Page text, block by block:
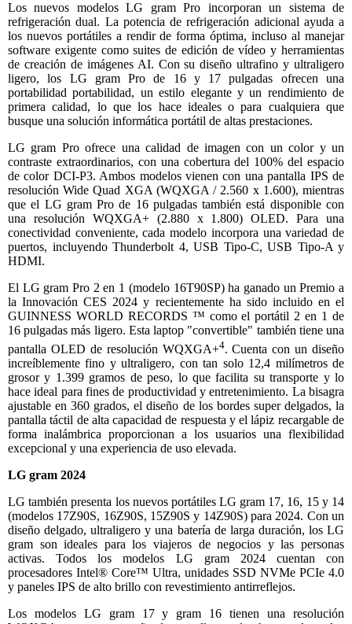
Los nuevos modelos LG gram Pro incorporan un sistema de
refrigeración dual. La potencia de refrigeración adicional ayuda a
los nuevos portátiles a rendir de forma óptima, incluso al manejar
software exigente como suites de edición de vídeo y herramientas
de creación de imágenes AI. Con su diseño ultrafino y ultraligero
ligero, los LG gram Pro de 16 y 17 pulgadas ofrecen una
portabilidad portabilidad, un estilo elegante y un rendimiento de
primera calidad, lo que los hace ideales o para cualquiera que
busque una solución informática portátil de altas prestaciones.
LG gram Pro ofrece una calidad de imagen con un color y un
contraste extraordinarios, con una cobertura del 100% del espacio
de color DCI-P3. Ambos modelos vienen con una pantalla IPS de
resolución Wide Quad XGA (WQXGA / 2.560 x 1.600), mientras
que el LG gram Pro de 16 pulgadas también está disponible con
una resolución WQXGA+ (2.880 x 1.800) OLED. Para una
conectividad conveniente, cada modelo incorpora una variedad de
puertos, incluyendo Thunderbolt 4, USB Tipo-C, USB Tipo-A y
HDMI.
El LG gram Pro 2 en 1 (modelo 16T90SP) ha ganado un Premio a
la Innovación CES 2024 y recientemente ha sido incluido en el
GUINNESS WORLD RECORDS ™ como el portátil 2 en 1 de
16 pulgadas más ligero. Esta laptop "convertible" también tiene una
pantalla OLED de resolución WQXGA+4. Cuenta con un diseño
increíblemente fino y ultraligero, con tan solo 12,4 milímetros de
grosor y 1.399 gramos de peso, lo que facilita su transporte y lo
hace ideal para fines de productividad y entretenimiento. La bisagra
ajustable en 360 grados, el diseño de los bordes super delgados, la
pantalla táctil de alta capacidad de respuesta y el lápiz recargable de
forma inalámbrica proporcionan a los usuarios una flexibilidad
excepcional y una experiencia de uso elevada.
LG gram 2024
LG también presenta los nuevos portátiles LG gram 17, 16, 15 y 14
(modelos 17Z90S, 16Z90S, 15Z90S y 14Z90S) para 2024. Con un
diseño delgado, ultraligero y una batería de larga duración, los LG
gram son ideales para los viajeros de negocios y las personas
activas. Todos los modelos LG gram 2024 cuentan con
procesadores Intel® Core™ Ultra, unidades SSD NVMe PCIe 4.0
y paneles IPS de alto brillo con revestimiento antirreflejos.
Los modelos LG gram 17 y gram 16 tienen una resolución